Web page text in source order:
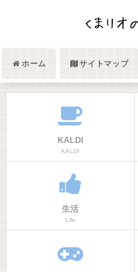
ホーム サイトマップ
KALDI
KALDI
生活
Life